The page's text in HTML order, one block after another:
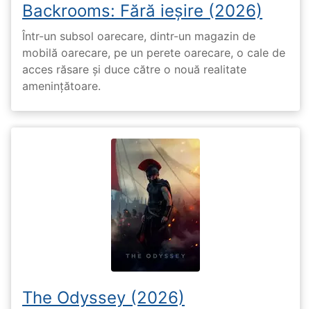
Backrooms: Fără ieșire (2026)
Într-un subsol oarecare, dintr-un magazin de
mobilă oarecare, pe un perete oarecare, o cale de
acces răsare și duce către o nouă realitate
amenințătoare.
The Odyssey (2026)